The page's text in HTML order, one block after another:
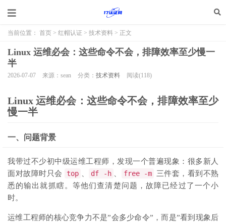
当前位置： 首页 > 红帽认证 > 技术资料 > 正文
Linux 运维必会：这些命令不会，排障效率至少慢一
半
2026-07-07 来源：sean 分类： 技术资料 阅读(118)
Linux 运维必会：这些命令不会，排障效率至少
慢一半
一、问题背景
我带过不少初中级运维工程师，发现一个普遍现象：很多新人
面对故障时只会
top df -h free -m
三件套，看到不熟
悉的输出就抓瞎。等他们查清楚问题，故障已经过了一个小
时。
运维工程师的核心竞争力不是”会多少命令”，而是”看到现象后